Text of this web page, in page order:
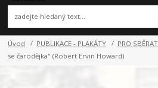
Úvod PUBLIKACE - PLAKÁTY PRO
se čarodějka" (Robert Ervin Howard)